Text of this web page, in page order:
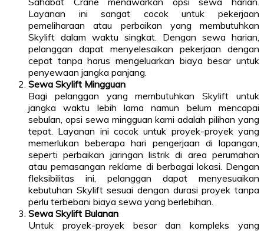
Layanan ini sangat cocok untuk pekerjaan
pemeliharaan atau perbaikan yang membutuhkan
Skylift dalam waktu singkat. Dengan sewa harian,
pelanggan dapat menyelesaikan pekerjaan dengan
cepat tanpa harus mengeluarkan biaya besar untuk
penyewaan jangka panjang.
Sewa Skylift Mingguan
Bagi pelanggan yang membutuhkan Skylift untuk
jangka waktu lebih lama namun belum mencapai
sebulan, opsi sewa mingguan kami adalah pilihan yang
tepat. Layanan ini cocok untuk proyek-proyek yang
memerlukan beberapa hari pengerjaan di lapangan,
seperti perbaikan jaringan listrik di area perumahan
atau pemasangan reklame di berbagai lokasi. Dengan
fleksibilitas ini, pelanggan dapat menyesuaikan
kebutuhan Skylift sesuai dengan durasi proyek tanpa
perlu terbebani biaya sewa yang berlebihan.
Sewa Skylift Bulanan
Untuk proyek-proyek besar dan kompleks yang